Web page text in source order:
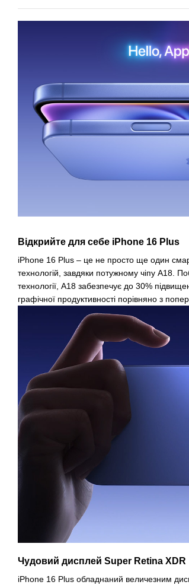
Відкрийте для себе iPhone 16 Plus
iPhone 16 Plus – це не просто ще один
технологій, завдяки потужному чіпу A18.
технології, A18 забезпечує до 30%
графічної продуктивності порівняно з
Чудовий дисплей Super Retina XDR
iPhone 16 Plus обладнаний величезним